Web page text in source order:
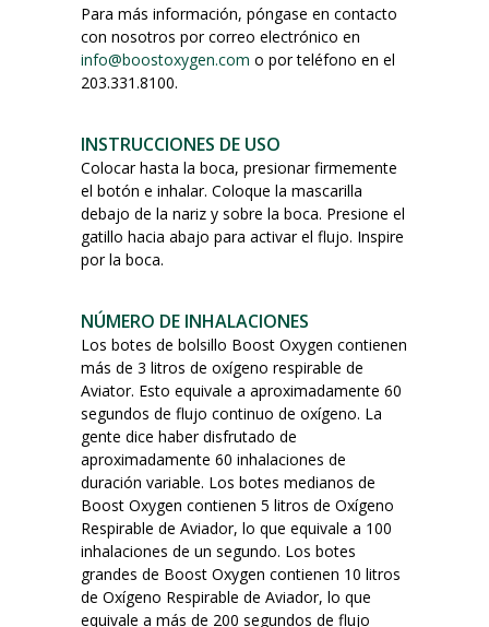
Para más información, póngase en contacto
con nosotros por correo electrónico en
info@boostoxygen.com o por teléfono en el
203.331.8100.
INSTRUCCIONES DE USO
Colocar hasta la boca, presionar firmemente
el botón e inhalar. Coloque la mascarilla
debajo de la nariz y sobre la boca. Presione el
gatillo hacia abajo para activar el flujo. Inspire
por la boca.
NÚMERO DE INHALACIONES
Los botes de bolsillo Boost Oxygen contienen
más de 3 litros de oxígeno respirable de
Aviator. Esto equivale a aproximadamente 60
segundos de flujo continuo de oxígeno. La
gente dice haber disfrutado de
aproximadamente 60 inhalaciones de
duración variable. Los botes medianos de
Boost Oxygen contienen 5 litros de Oxígeno
Respirable de Aviador, lo que equivale a 100
inhalaciones de un segundo. Los botes
grandes de Boost Oxygen contienen 10 litros
de Oxígeno Respirable de Aviador, lo que
equivale a más de 200 segundos de flujo